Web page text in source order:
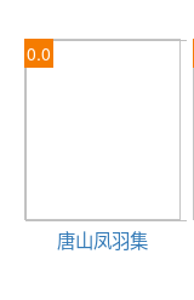
0.0
唐山凤羽集